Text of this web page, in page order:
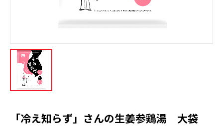
「冷え知らず」さんの生姜参鶏湯 大袋